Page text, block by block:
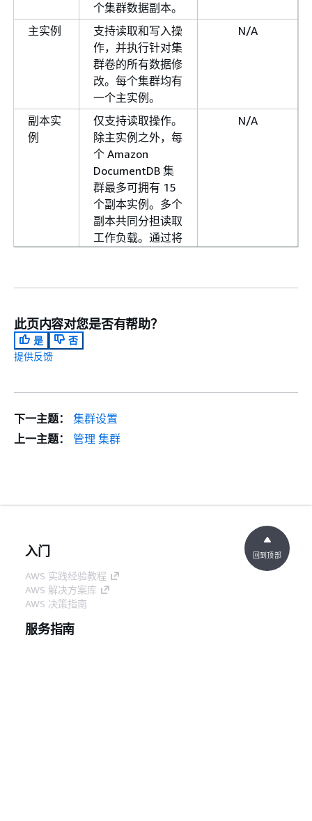
个集群数据副本。
主实例
支持读取和写入操
作，并执行针对集
群卷的所有数据修
改。每个集群均有
一个主实例。
N/A
副本实
例
仅支持读取操作。
除主实例之外，每
个 Amazon
DocumentDB 集
群最多可拥有 15
个副本实例。多个
副本共同分担读取
工作负载。通过将
提高数据库可用
N/A
集群端
点
Amazon
当前主实例。每个
Amazon
DocumentDB 集
群都具有一个集群
可用副本之一。每
个 Amazon
此页内容对您是否有帮助？
是
否
提供反馈
下一主题：
集群设置
上一主题：
管理 集群
入门
AWS 实践经验教程
AWS 解决方案库
AWS 决策指南
服务指南
回到顶部